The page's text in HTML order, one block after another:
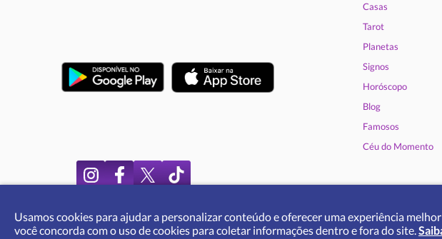
Casas
Tarot
Planetas
Signos
Horóscopo
Blog
Famosos
Céu do Momento
Usamos cookies para ajudar a personalizar conteúdo e oferecer uma experiência
você concorda com o uso de cookies para coletar informações dentro e fora do site.